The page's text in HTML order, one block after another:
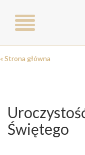
Toggle
navigation
« Strona główna
Świętego